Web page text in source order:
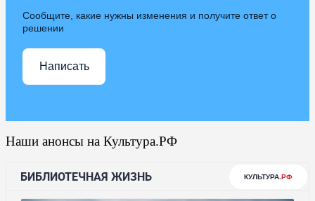
Сообщите, какие нужны изменения и получите ответ о
решении
Написать
Наши анонсы на Культура.РФ